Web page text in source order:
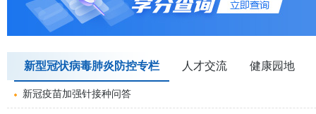
新型冠状病毒肺炎防控专栏 人才交流 健康园地
新冠疫苗加强针接种问答